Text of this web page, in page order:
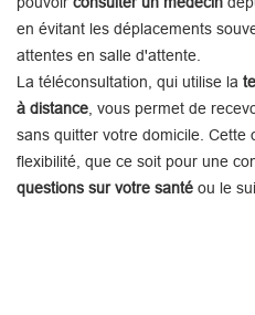
en évitant les déplacements
attentes en salle d'attente.
La téléconsultation, qui utilise la
à distance , vous permet de
sans quitter votre domicile. Cette
flexibilité, que ce soit pour une
questions sur votre santé ou le